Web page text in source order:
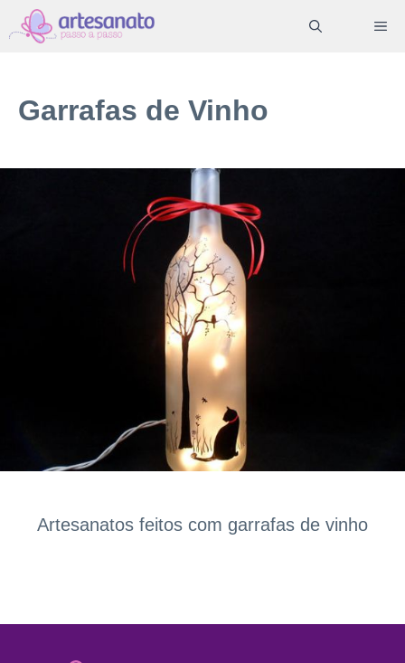
Pular
para
conteúdo
Garrafas de Vinho
Artesanatos feitos com garrafas de vinho